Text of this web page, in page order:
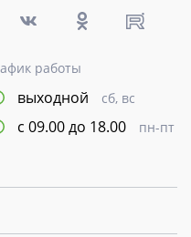
работы
выходной сб, вс
с 09.00 до 18.00 пн-пт